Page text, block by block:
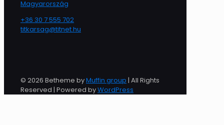
Magyarország
+36 30 7 555 702
titkarsag@titnet.hu
© 2026 Betheme byMuffin group | All Rights
Reserved | Powered byWordPress